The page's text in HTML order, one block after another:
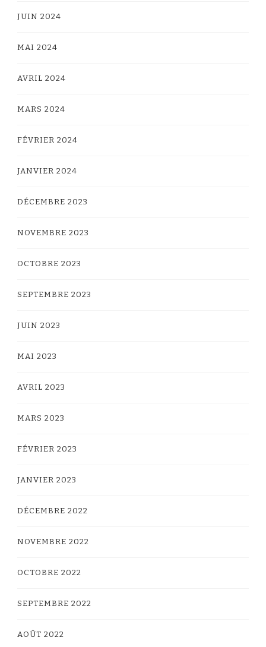
JUIN 2024
MAI 2024
AVRIL 2024
MARS 2024
FÉVRIER 2024
JANVIER 2024
DÉCEMBRE 2023
NOVEMBRE 2023
OCTOBRE 2023
SEPTEMBRE 2023
JUIN 2023
MAI 2023
AVRIL 2023
MARS 2023
FÉVRIER 2023
JANVIER 2023
DÉCEMBRE 2022
NOVEMBRE 2022
OCTOBRE 2022
SEPTEMBRE 2022
AOÛT 2022